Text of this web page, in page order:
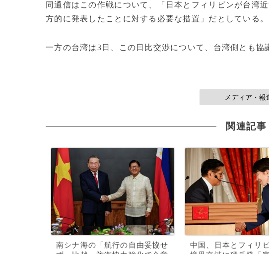
同通信はこの作戦について、「日本とフィリピンが台湾
方的に発表したことに対する必要な措置」だとしている。
一方の台湾は3日、この日比交渉について、台湾側とも
メディア・
関連記事
南シナ海の「航行の自由妥協せ
中国、日本とフィリ